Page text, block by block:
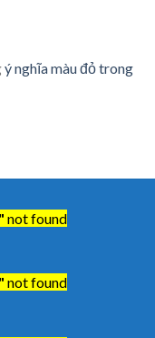
ý nghĩa màu đỏ trong
not found
not found